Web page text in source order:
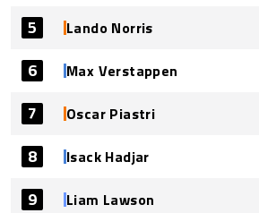
5 Lando Norris
6 Max Verstappen
7 Oscar Piastri
8 Isack Hadjar
9 Liam Lawson